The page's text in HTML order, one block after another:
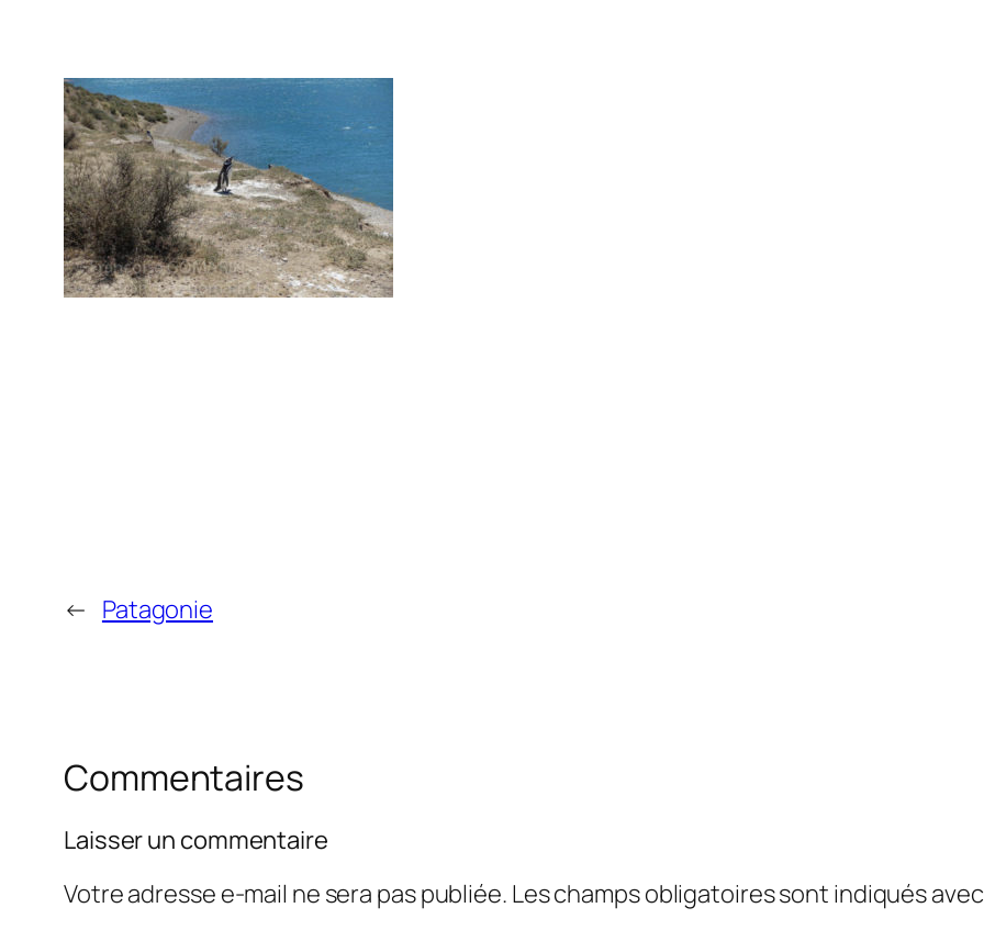
← Patagonie
Commentaires
Laisser un commentaire
Votre adresse e-mail ne sera pas publiée. Les champs obligatoires sont indiqués